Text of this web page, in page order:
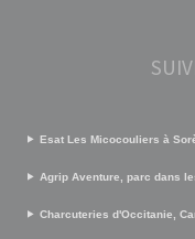
Esat Les Micocouliers à
Agrip Aventure, parc dans
Charcuteries d'Occitanie,